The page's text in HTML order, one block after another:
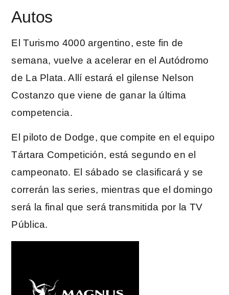
Autos
El Turismo 4000 argentino, este fin de
semana, vuelve a acelerar en el Autódromo
de La Plata. Allí estará el gilense Nelson
Costanzo que viene de ganar la última
competencia.
El piloto de Dodge, que compite en el equipo
Tártara Competición, está segundo en el
campeonato. El sábado se clasificará y se
correrán las series, mientras que el domingo
será la final que será transmitida por la TV
Pública.